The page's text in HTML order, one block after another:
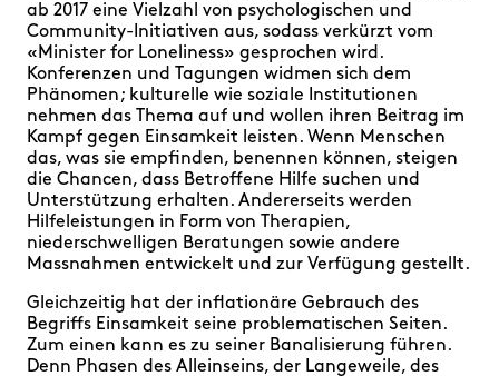
ab 2017 eine Vielzahl von psychologischen und
Community-Initiativen aus, sodass verkürzt vom
«Minister for Loneliness» gesprochen wird.
Konferenzen und Tagungen widmen sich dem
Phänomen ; kulturelle wie soziale Institutionen
nehmen das Thema auf und wollen ihren Beitrag im
Kampf gegen Einsamkeit leisten. Wenn Menschen
das, was sie empfinden, benennen können, steigen
die Chancen, dass Betroffene Hilfe suchen und
Unterstützung erhalten. Andererseits werden
Hilfeleistungen in Form von Therapien,
niederschwelligen Beratungen sowie andere
Massnahmen entwickelt und zur Verfügung gestellt.
Gleichzeitig hat der inflationäre Gebrauch des
Begriffs Einsamkeit seine problematischen Seiten.
Zum einen kann es zu seiner Banalisierung führen.
Denn Phasen des Alleinseins, der Langeweile, des